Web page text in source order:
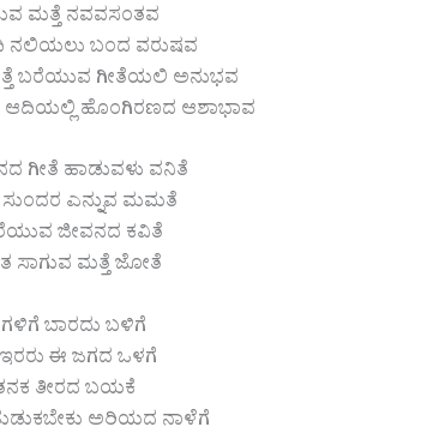
ಮತ್ತೆ ನವವಸಂತವ
ನಲಿಯಲು ಬಂದ ವರುಷವ
ಬರೆಯುವ ಗೀತೆಯಲಿ ಅನುಭವ
ಹೊಂಗಿರಣದ ಆಶಾಭಾವ
ಗೀತೆ ಹಾಡುವಳು ವನಿತೆ
ಸುಂದರ ಎನ್ನುವ ಮಮತೆ
ಜೀವನದ ಕವಿತೆ
ಸಾಗುವ ಮತ್ತೆ ಜೋತೆ
ಬಾರದು ಬಳಿಗೆ
ಈ ಜಗದ ಒಳಗೆ
ತೀರದ ಬಯಕೆ
ಅರಿಯದ ನಾಳೆಗೆ